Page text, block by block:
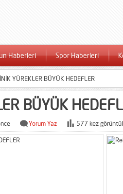
Haberleri Spor Haberleri
YÜREKLER BÜYÜK HEDEFLER
BÜYÜK
Yorum Yaz 577 kez